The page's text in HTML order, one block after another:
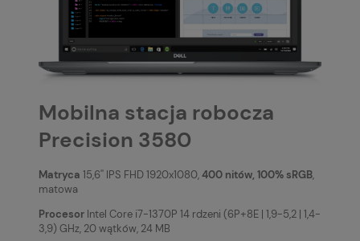
Mobilna stacja robocza
Precision 3580
Matryca 15,6'' IPS FHD 1920x1080,400 nitów, 100% sRGB,
matowa
Procesor Intel Core i7-1370P 14 rdzeni (6P+8E | 1,9-5,2 | 1,4-
3,9) GHz, 20 wątków, 24 MB